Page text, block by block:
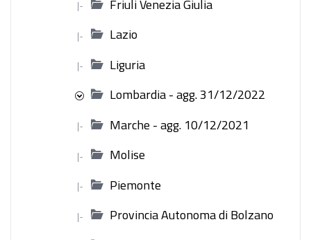
|- Friuli Venezia Giulia
|- Lazio
|-
Liguria
Lombardia - agg. 31/12/2022
|- Marche - agg. 10/12/2021
|- Molise
|- Piemonte
|- Provincia Autonoma di Bolzano